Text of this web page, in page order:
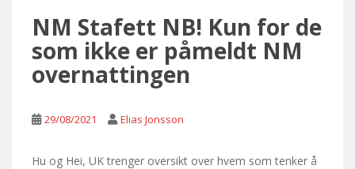
NM Stafett NB! Kun for de
som ikke er påmeldt NM
overnattingen
29/08/2021 Elias Jonsson
Hu og Hei, UK trenger oversikt over hvem som tenker å